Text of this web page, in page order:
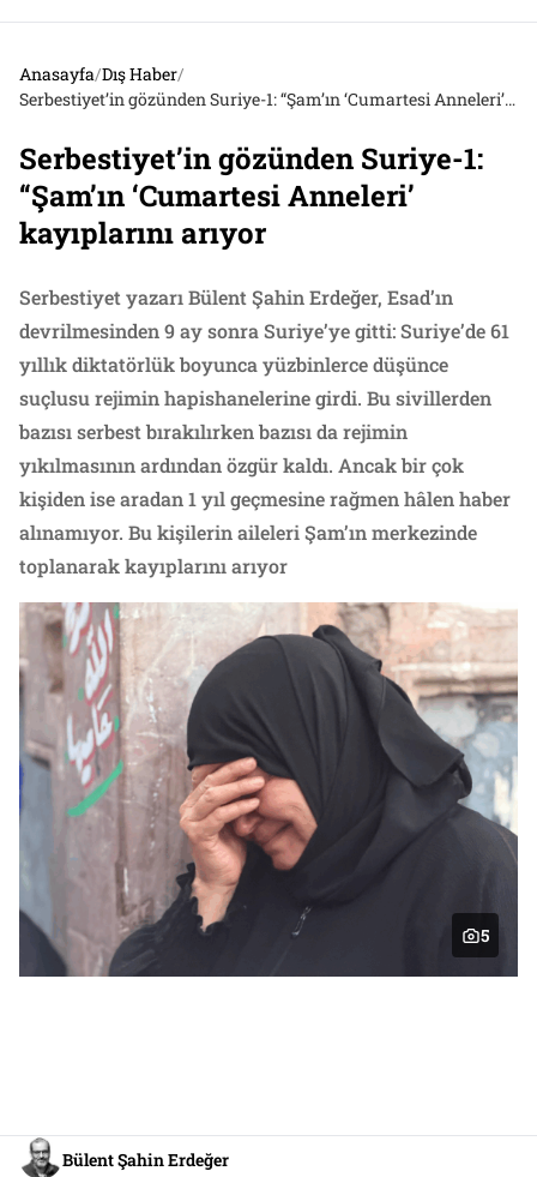
Anasayfa/Dış Haber/
Serbestiyet’in gözünden Suriye-1: “Şam’ın ‘Cumartesi Anneleri’ kayıplarını arıyor
Serbestiyet’in gözünden Suriye-1:
“Şam’ın ‘Cumartesi Anneleri’
kayıplarını arıyor
Serbestiyet yazarı Bülent Şahin Erdeğer, Esad’ın
devrilmesinden 9 ay sonra Suriye’ye gitti: Suriye’de 61
yıllık diktatörlük boyunca yüzbinlerce düşünce
suçlusu rejimin hapishanelerine girdi. Bu sivillerden
bazısı serbest bırakılırken bazısı da rejimin
yıkılmasının ardından özgür kaldı. Ancak bir çok
kişiden ise aradan 1 yıl geçmesine rağmen hâlen haber
alınamıyor. Bu kişilerin aileleri Şam’ın merkezinde
toplanarak kayıplarını arıyor
5
Bülent Şahin Erdeğer